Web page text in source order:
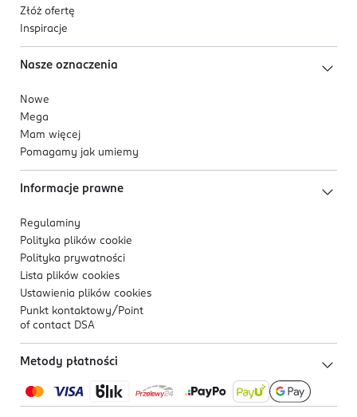
Złóż ofertę
Inspiracje
Nasze oznaczenia
Nowe
Mega
Mam więcej
Pomagamy jak umiemy
Informacje prawne
Regulaminy
Polityka plików cookie
Polityka prywatności
Lista plików cookies
Ustawienia plików cookies
Punkt kontaktowy/ Point
of contact DSA
Metody płatności